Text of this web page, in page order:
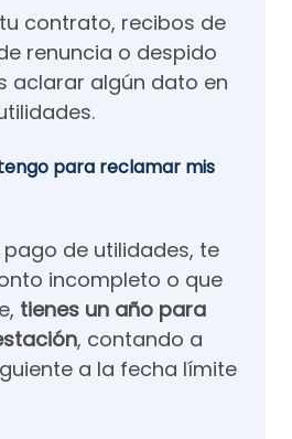
contrato, recibos de
renuncia o despido
aclarar algún dato en
para reclamar mis
pago de utilidades, te
incompleto o que
tienes un año para
, contando a
a la fecha límite